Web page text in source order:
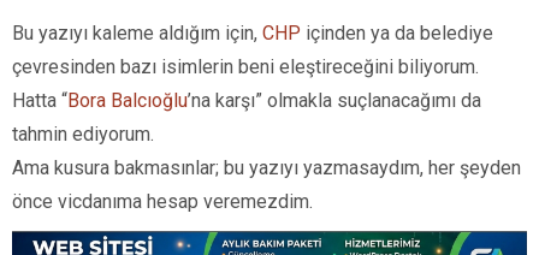
Bu yazıyı kaleme aldığım için, CHP içinden ya da belediye
çevresinden bazı isimlerin beni eleştireceğini biliyorum.
Hatta “Bora Balcıoğlu’na karşı” olmakla suçlanacağımı da
tahmin ediyorum.
Ama kusura bakmasınlar; bu yazıyı yazmasaydım, her şeyden
önce vicdanıma hesap veremezdim.